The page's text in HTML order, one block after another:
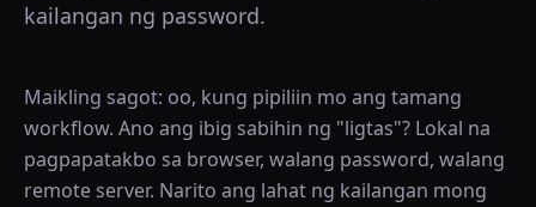
kailangan ng password.
Maikling sagot: oo, kung pipiliin mo ang tamang
workflow. Ano ang ibig sabihin ng "ligtas"? Lokal na
pagpapatakbo sa browser, walang password, walang
remote server. Narito ang lahat ng kailangan mong